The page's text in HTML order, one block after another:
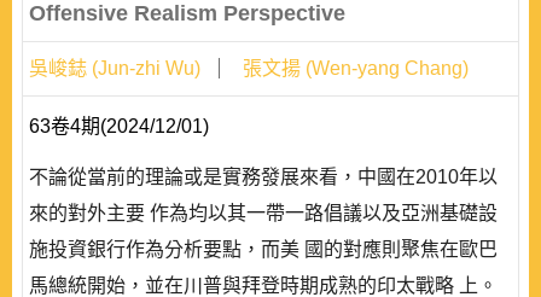
Offensive Realism Perspective
吳峻鋕 (Jun-zhi Wu) 張文揚 (Wen-yang Chang)
63卷4期(2024/12/01)
不論從當前的理論或是實務發展來看，中國在2010年以
來的對外主要 作為均以其一帶一路倡議以及亞洲基礎設
施投資銀行作為分析要點，而美 國的對應則聚焦在歐巴
馬總統開始，並在川普與拜登時期成熟的印太戰略 上。